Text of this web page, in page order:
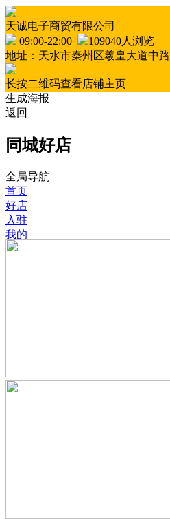
天诚电子商贸有限公司
09:00-22:00
109040人浏览
地址：天水市秦州区羲皇大道中路
长按二维码查看店铺主页
生成海报
返回
同城好店
全局导航
首页
好店
入驻
我的